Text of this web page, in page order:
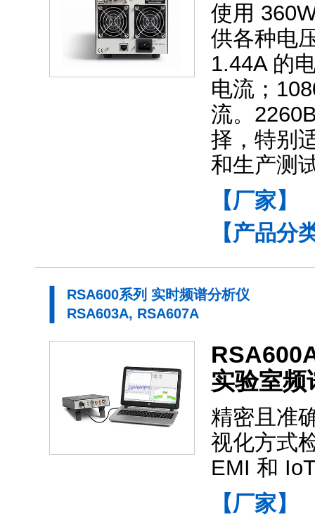
使用
供各种电
1.44A 的
电流；
流。
择，特别
和生产测
【厂家】
【产品分
RSA600系列 实时频谱分析仪
RSA603A, RSA607A
实验室频
精密且准
视化方式
EMI 和
【厂家】